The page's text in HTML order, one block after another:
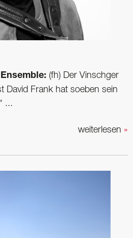
(fh) Der Vinschger
David Frank hat soeben sein
...
weiterlesen »